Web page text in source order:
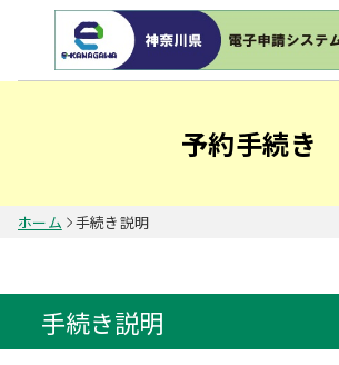
予約手続き
ホーム 手続き説明
手続き説明